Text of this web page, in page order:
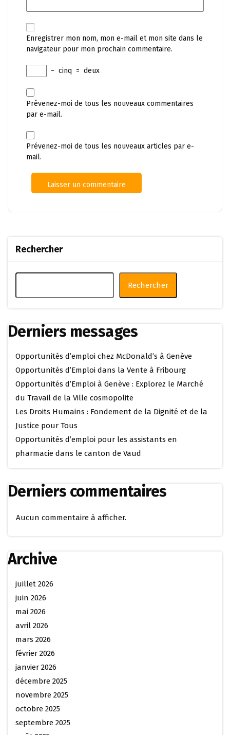
Enregistrer mon nom, mon e-mail et mon site dans le
navigateur pour mon prochain commentaire.
− cinq = deux
Prévenez-moi de tous les nouveaux commentaires
par e-mail.
Prévenez-moi de tous les nouveaux articles par e-
mail.
Rechercher
Rechercher
Derniers messages
Opportunités d’emploi chez McDonald’s à Genève
Opportunités d’Emploi dans la Vente à Fribourg
Opportunités d’Emploi à Genève : Explorez le Marché
du Travail de la Ville cosmopolite
Les Droits Humains : Fondement de la Dignité et de la
Justice pour Tous
Opportunités d’emploi pour les assistants en
pharmacie dans le canton de Vaud
Derniers commentaires
Aucun commentaire à afficher.
Archive
juillet 2026
juin 2026
mai 2026
avril 2026
mars 2026
février 2026
janvier 2026
décembre 2025
novembre 2025
octobre 2025
septembre 2025